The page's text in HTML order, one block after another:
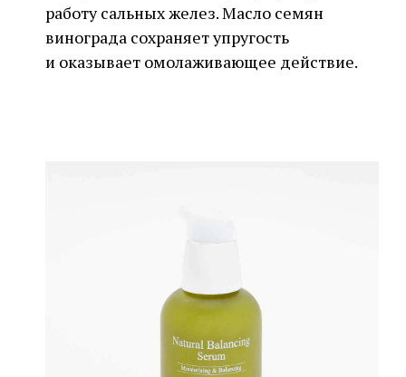
работу сальных желез. Масло семян
винограда сохраняет упругость
и оказывает омолаживающее действие.